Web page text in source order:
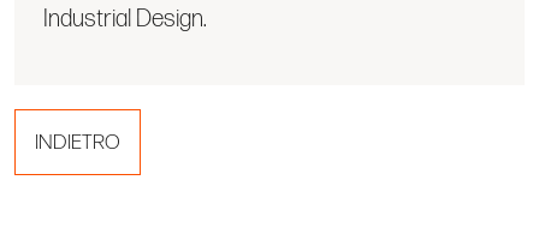
Industrial Design.
INDIETRO